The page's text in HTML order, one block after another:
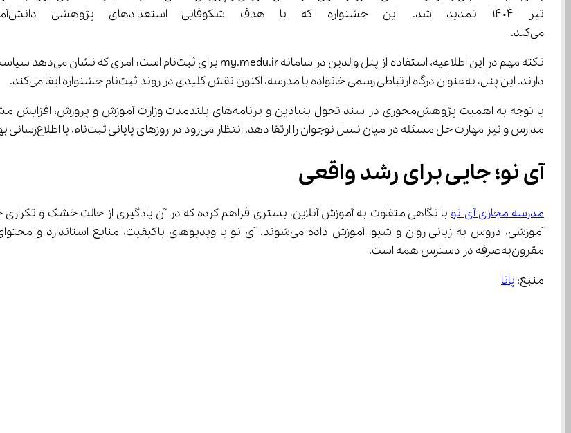
می‌کند.
دارند. این پنل، به‌عنوان درگاه ارتباطی رسمی خانواده با مدرسه، اکنون نقش کلیدی در روند ثبت‌نام جشنواره ایفا می‌کند.
مدارس و نیز مهارت حل مسئله در میان نسل نوجوان را ارتقا دهد. انتظار می‌رود در روزهای پایانی ثبت‌نام، با اطلاع‌رسانی بهتر مدارس، میزان مشارکت افزایش یابد.
آی نو؛ جایی برای رشد واقعی
مدرسه مجازی آی نو
مقرون‌به‌صرفه در دسترس همه است.
منبع: پانا